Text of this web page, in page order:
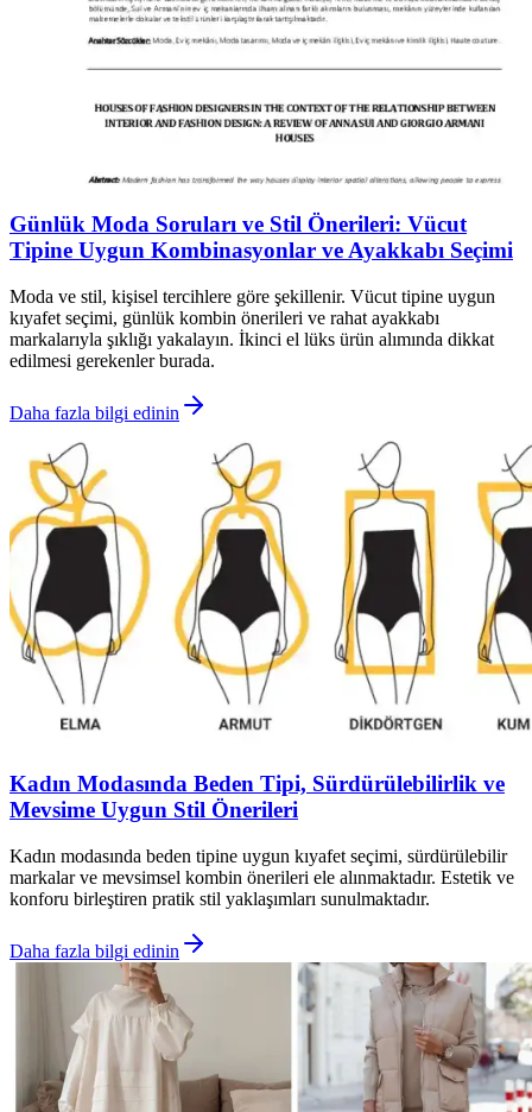
Günlük Moda Soruları ve Stil Önerileri: Vücut
Tipine Uygun Kombinasyonlar ve Ayakkabı Seçimi
Moda ve stil, kişisel tercihlere göre şekillenir. Vücut tipine uygun
kıyafet seçimi, günlük kombin önerileri ve rahat ayakkabı
markalarıyla şıklığı yakalayın. İkinci el lüks ürün alımında dikkat
edilmesi gerekenler burada.
Daha fazla bilgi edinin
Kadın Modasında Beden Tipi, Sürdürülebilirlik ve
Mevsime Uygun Stil Önerileri
Kadın modasında beden tipine uygun kıyafet seçimi, sürdürülebilir
markalar ve mevsimsel kombin önerileri ele alınmaktadır. Estetik ve
konforu birleştiren pratik stil yaklaşımları sunulmaktadır.
Daha fazla bilgi edinin